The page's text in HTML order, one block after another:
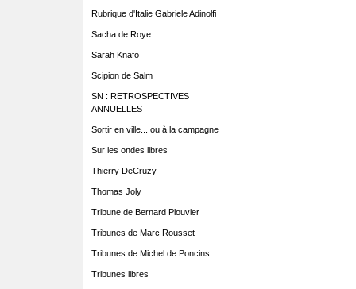
Rubrique d'Italie Gabriele Adinolfi
Sacha de Roye
Sarah Knafo
Scipion de Salm
SN : RETROSPECTIVES
ANNUELLES
Sortir en ville... ou à la campagne
Sur les ondes libres
Thierry DeCruzy
Thomas Joly
Tribune de Bernard Plouvier
Tribunes de Marc Rousset
Tribunes de Michel de Poncins
Tribunes libres